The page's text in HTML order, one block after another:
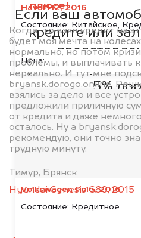
Haval H2, 2016
Состояние: Китайское,
Цена:
Volkswagen Polo, 2016
Состояние: Кредитное
плюсе!
Когда-то взял кредит на
будет моя мечта на
нормально, но потом
проблемы, и выплачивать
нереально. И тут мне
bryansk.dorogo.online.
взялись за дело и все
предложили приличную
от кредита и даже
осталось. Ну а
рекомендую, они точно
трудную минуту.
Тимур, Брянск
Hyundai Genesis G80, 2015
Если ваш
кредите или
организаций, то
5%